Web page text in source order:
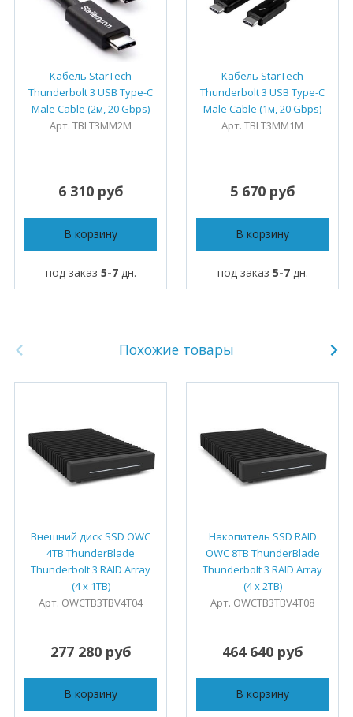
Кабель StarTech
Thunderbolt 3 USB Type-C
Male Cable (2м, 20 Gbps)
Арт. TBLT3MM2M
6 310 руб
В корзину
под заказ 5-7дн.
Кабель StarTech
Thunderbolt 3 USB Type-C
Male Cable (1м, 20 Gbps)
Арт. TBLT3MM1M
5 670 руб
В корзину
под заказ 5-7дн.
Похожие товары
Внешний диск SSD OWC
4TB ThunderBlade
Thunderbolt 3 RAID Array
(4 x 1TB)
Арт. OWCTB3TBV4T04
277 280 руб
В корзину
Накопитель SSD RAID
OWC 8TB ThunderBlade
Thunderbolt 3 RAID Array
(4 x 2TB)
Арт. OWCTB3TBV4T08
464 640 руб
В корзину